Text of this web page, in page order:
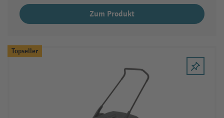
Zum Produkt
Topseller